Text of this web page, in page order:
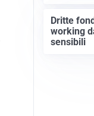
Dritte
working
sensibili